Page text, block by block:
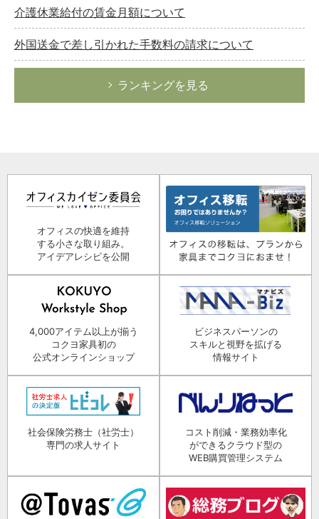
介護休業給付の賃金月額について
外国送金で差し引かれた手数料の請求について
ランキングを見る
オフィスの快適を維持
する小さな取り組み。
アイデアレシピを公開
4,000アイテム以上が揃う
コクヨ家具初の
公式オンラインショップ
ビジネスパーソンの
スキルと視野を拡げる
情報サイト
社会保険労務士（社労士）
専門の求人サイト
コスト削減・業務効率化
ができるクラウド型の
WEB購買管理システム